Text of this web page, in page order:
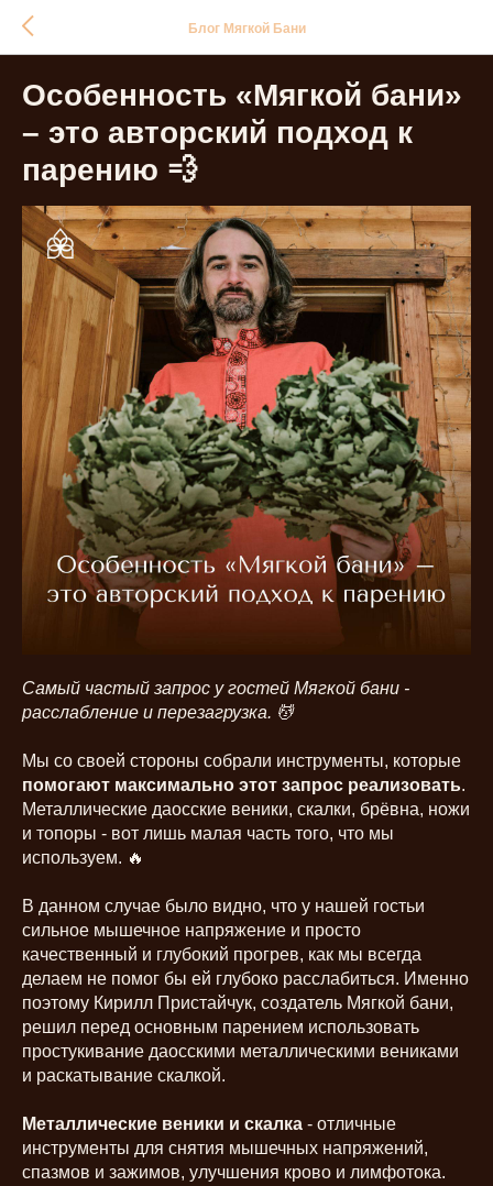
Блог Мягкой Бани
Особенность «Мягкой бани»
– это авторский подход к
парению 💨
Самый частый запрос у гостей Мягкой бани -
расслабление и перезагрузка. 💆
Мы со своей стороны собрали инструменты, которые
помогают максимально этот запрос реализовать.
Металлические даосские веники, скалки, брёвна, ножи
и топоры - вот лишь малая часть того, что мы
используем. 🔥
В данном случае было видно, что у нашей гостьи
сильное мышечное напряжение и просто
качественный и глубокий прогрев, как мы всегда
делаем не помог бы ей глубоко расслабиться. Именно
поэтому Кирилл Пристайчук, создатель Мягкой бани,
решил перед основным парением использовать
простукивание даосскими металлическими вениками
и раскатывание скалкой.
Металлические веники и скалка - отличные
инструменты для снятия мышечных напряжений,
спазмов и зажимов, улучшения крово и лимфотока.